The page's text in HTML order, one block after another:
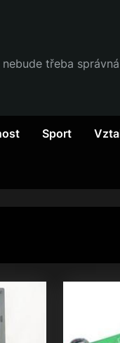
třeba
Sport